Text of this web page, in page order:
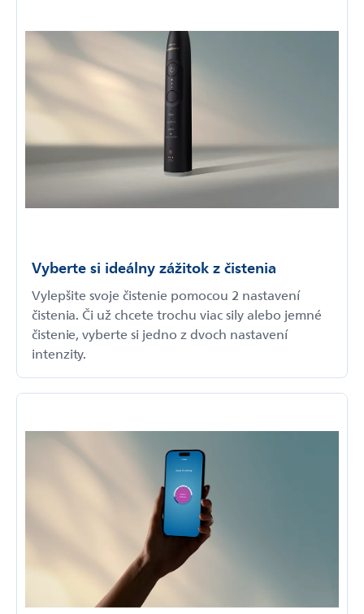
Vyberte si ideálny zážitok z čistenia
Vylepšite svoje čistenie pomocou 2 nastavení
čistenia. Či už chcete trochu viac sily alebo jemné
čistenie, vyberte si jedno z dvoch nastavení
intenzity.